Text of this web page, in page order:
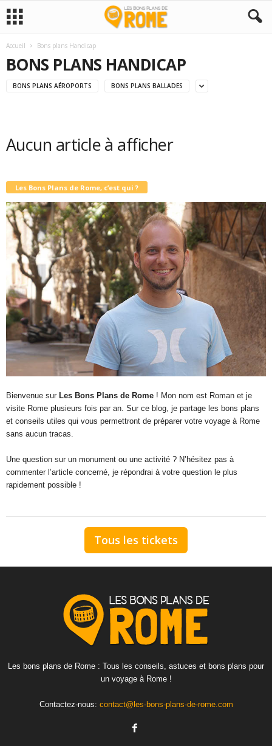
Accueil Bons plans Handicap
BONS PLANS HANDICAP
BONS PLANS AÉROPORTS BONS PLANS BALLADES
Aucun article à afficher
Les Bons Plans de Rome, c’est qui ?
Bienvenue sur Les Bons Plans de Rome ! Mon nom est Roman et je
visite Rome plusieurs fois par an. Sur ce blog, je partage les bons plans
et conseils utiles qui vous permettront de préparer votre voyage à Rome
sans aucun tracas.
Une question sur un monument ou une activité ? N’hésitez pas à
commenter l’article concerné, je répondrai à votre question le plus
rapidement possible !
Tous les tickets
Les bons plans de Rome : Tous les conseils, astuces et bons plans pour
un voyage à Rome !
Contactez-nous: contact@les-bons-plans-de-rome.com